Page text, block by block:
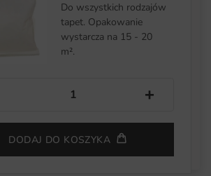
Do wszystkich rodzajów
tapet. Opakowanie
wystarcza na 15 - 20
m².
+
DODAJ DO KOSZYKA